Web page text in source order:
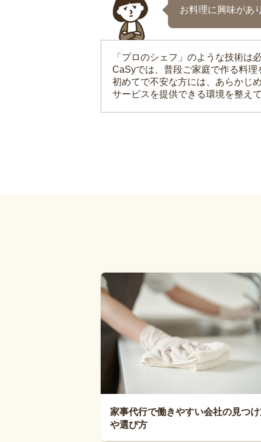
お料理に興味があ
「プロのシェフ」のような技術は
CaSyでは、普段ご家庭で作る料理
初めてで不安な方には、あらかじ
サービスを提供できる環境を整えて
家事代行で働きやすい会社の見つ
や選び方